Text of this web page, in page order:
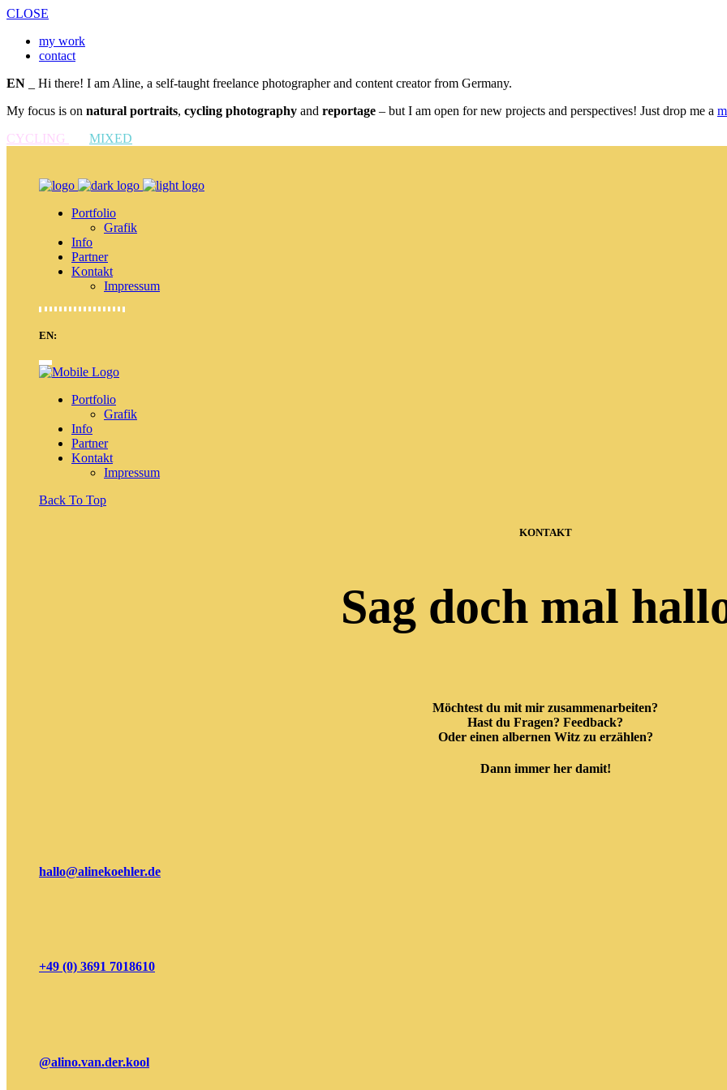
CLOSE
my work
contact
EN _ Hi there! I am Aline, a self-taught freelance photographer and content creator from Germany.
My focus is on natural portraits, cycling photography and reportage – but I am open for new projects and perspectives! Just drop me a
CYCLING
MIXED
Portfolio
Grafik
Info
Partner
Kontakt
Impressum
EN:
Portfolio
Grafik
Info
Partner
Kontakt
Impressum
Back To Top
KONTAKT
Sag doch mal
Möchtest du mit mir zusammenarbeiten?
Hast du Fragen? Feedback?
Oder einen albernen Witz zu erzählen?
Dann immer her damit!
hallo@alinekoehler.de
+49 (0) 3691 7018610
@alino.van.der.kool